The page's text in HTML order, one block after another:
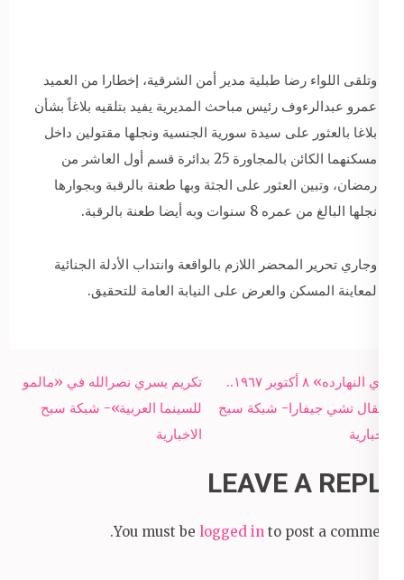
وتلقى اللواء رضا طبلية مدير أمن الشرقية، إخطارا من العميد
عمرو عبدالرءوف رئيس مباحث المديرية يفيد بتلقيه بلاغاً بشأن
بلاغا بالعثور على سيدة سورية الجنسية ونجلها مقتولين داخل
مسكنهما الكائن بالمجاورة 25 بدائرة قسم أول العاشر من
رمضان، وتبين العثور على الجثة وبها طعنة بالرقبة وبجوارها
نجلها البالغ من عمره 8 سنوات وبه أيضا طعنة بالرقبة.
وجاري تحرير المحضر اللازم بالواقعة وانتداب الأدلة الجنائية
لمعاينة المسكن والعرض على النيابة العامة للتحقيق.
Post
navigation
تكريم يسري نصرالله في «مالمو
للسينما العربية»- شبكة سبح
الاخبارية
«زي النهارده» ٨ أكتوبر ١٩٦٧..
اعتقال تشي جيفارا- شبكة سبح
الاخبارية
LEAVE A REPLY
You must be logged in to post a comment.